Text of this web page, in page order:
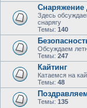
Снаряжение
Здесь
снарягу
Темы: 140
Обсуждаем
Темы: 247
Кайтинг
Катаемся на
Темы: 48
Темы: 135